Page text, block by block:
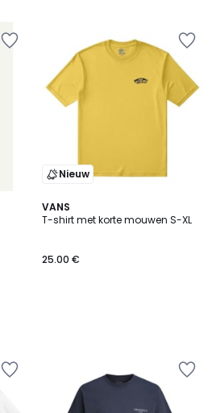
Nieuw
VANS
T-shirt met korte mouwen S-XL
25.00 €